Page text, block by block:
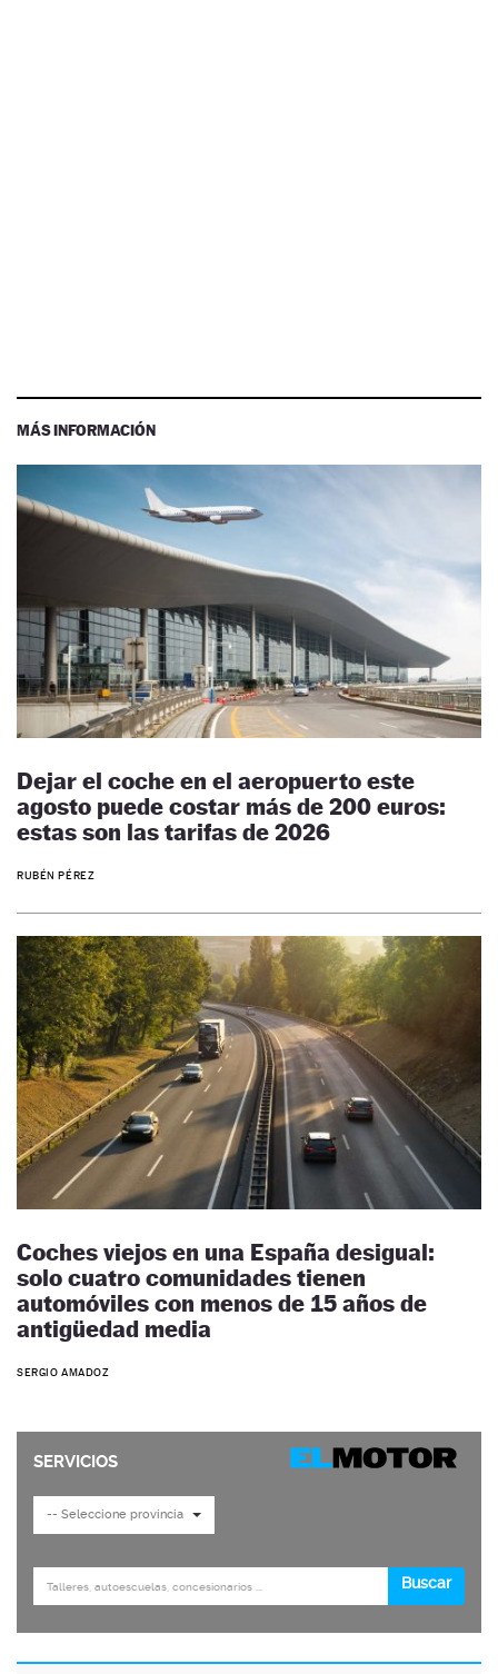
MÁS INFORMACIÓN
Dejar el coche en el aeropuerto este
agosto puede costar más de 200 euros:
estas son las tarifas de 2026
RUBÉN PÉREZ
Coches viejos en una España desigual:
solo cuatro comunidades tienen
automóviles con menos de 15 años de
antigüedad media
SERGIO AMADOZ